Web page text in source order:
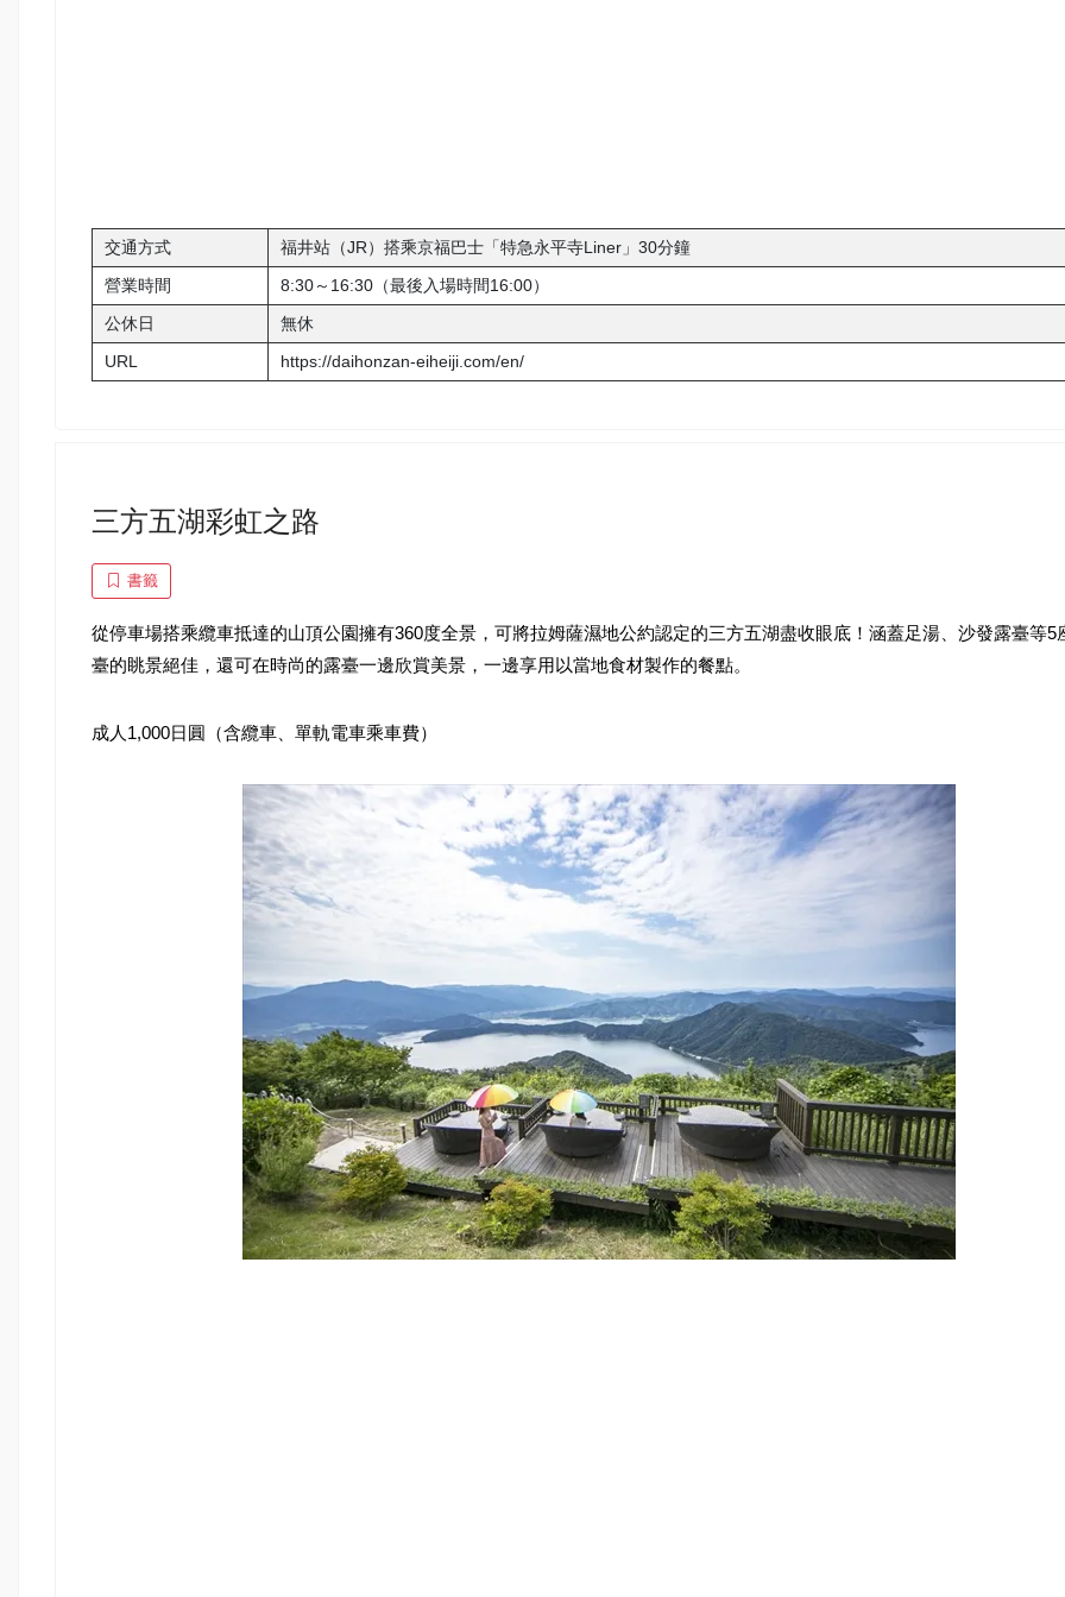
交通方式
福井站（JR）搭乘京福巴士「特急永平寺Liner」30分鐘
營業時間
8:30～16:30（最後入場時間16:00）
公休日
無休
URL
https://daihonzan-eiheiji.com/en/
三方五湖彩虹之路
書籤
從停車場搭乘纜車抵達的山頂公園擁有360度全景，可將拉姆薩濕地公約認定的三方五湖盡收眼底！涵蓋足湯、沙發露臺等5
臺的眺景絕佳，還可在時尚的露臺一邊欣賞美景，一邊享用以當地食材製作的餐點。
成人1,000日圓（含纜車、單軌電車乘車費）